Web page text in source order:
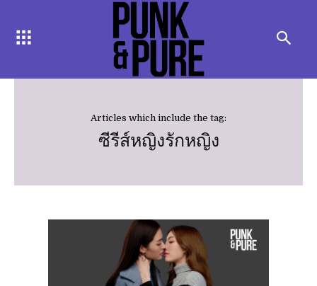
Articles which include the tag:
ซีรีส์หญิงรักหญิง